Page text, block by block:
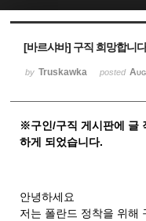
[바르샤바] 구직 희망합니
by Truskawka posted
※구인/구직 게시판에 글
하게 되었습니다.
안녕하세요
저는 폴란드 정착을 위해
Sketchbook5, 스케치북5